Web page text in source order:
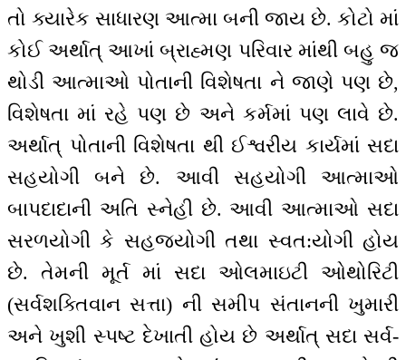
તો ક્યારેક સાધારણ આત્મા બની જાય છે. કોટો માં
કોઈ અર્થાત્ આખાં બ્રાહ્મણ પરિવાર માંથી બહુ જ
થોડી આત્માઓ પોતાની વિશેષતા ને જાણે પણ છે,
વિશેષતા માં રહે પણ છે અને કર્મમાં પણ લાવે છે.
અર્થાત્ પોતાની વિશેષતા થી ઈશ્વરીય કાર્યમાં સદા
સહયોગી બને છે. આવી સહયોગી આત્માઓ
બાપદાદાની અતિ સ્નેહી છે. આવી આત્માઓ સદા
સરળયોગી કે સહજયોગી તથા સ્વત:યોગી હોય
છે. તેમની મૂર્ત માં સદા ઓલમાઇટી ઓથોરિટી
(સર્વશક્તિવાન સત્તા) ની સમીપ સંતાનની ખુમારી
અને ખુશી સ્પષ્ટ દેખાતી હોય છે અર્થાત્ સદા સર્વ-